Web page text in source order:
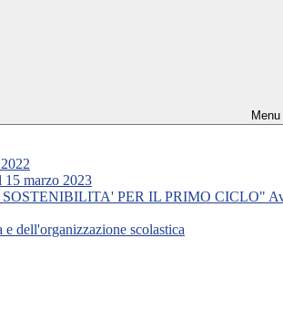
marzo 2023
PER IL PRIMO CICLO"
dell'organizzazione scolastica